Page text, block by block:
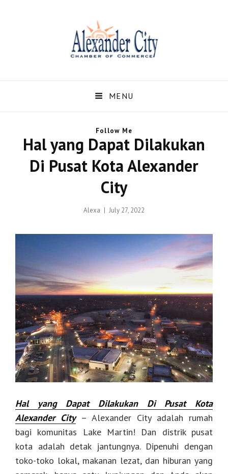
Dan Berita Terbaru
Alexander Alabama
Terbaru dari Kota Alexander Alabama di US
MENU
Hal yang Dapat Dilakukan
Di Pusat Kota Alexander
City
Alexa
Posted
July 27, 2022
Hal yang Dapat Dilakukan Di Pusat Kota
Alexander City– Alexander City adalah rumah
bagi komunitas Lake Martin! Dan distrik pusat
kota adalah detak jantungnya. Dipenuhi dengan
toko-toko lokal, makanan lezat, dan hiburan yang
Follow Me